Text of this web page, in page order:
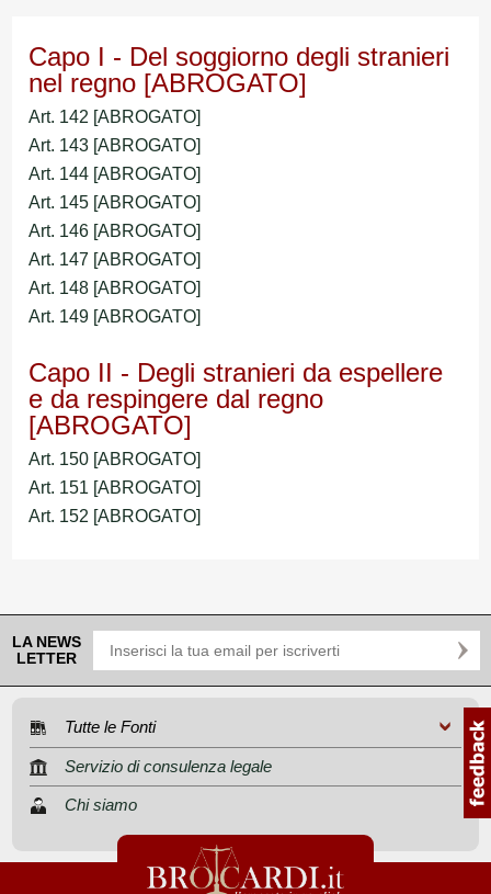
Capo I - Del soggiorno degli stranieri
nel regno [ABROGATO]
Art. 142 [ABROGATO]
Art. 143 [ABROGATO]
Art. 144 [ABROGATO]
Art. 145 [ABROGATO]
Art. 146 [ABROGATO]
Art. 147 [ABROGATO]
Art. 148 [ABROGATO]
Art. 149 [ABROGATO]
Capo II - Degli stranieri da espellere
e da respingere dal regno
[ABROGATO]
Art. 150 [ABROGATO]
Art. 151 [ABROGATO]
Art. 152 [ABROGATO]
LA NEWS
LETTER
Tutte le Fonti
Servizio di consulenza legale
Chi siamo